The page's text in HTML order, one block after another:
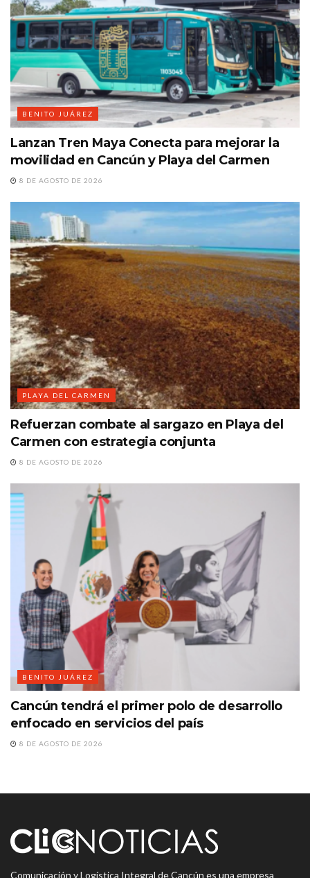
BENITO JUÁREZ
Lanzan Tren Maya Conecta para mejorar la
movilidad en Cancún y Playa del Carmen
8 DE AGOSTO DE 2026
PLAYA DEL CARMEN
Refuerzan combate al sargazo en Playa del
Carmen con estrategia conjunta
8 DE AGOSTO DE 2026
BENITO JUÁREZ
Cancún tendrá el primer polo de desarrollo
enfocado en servicios del país
8 DE AGOSTO DE 2026
Comunicación y Logística Integral de Cancún es una empresa